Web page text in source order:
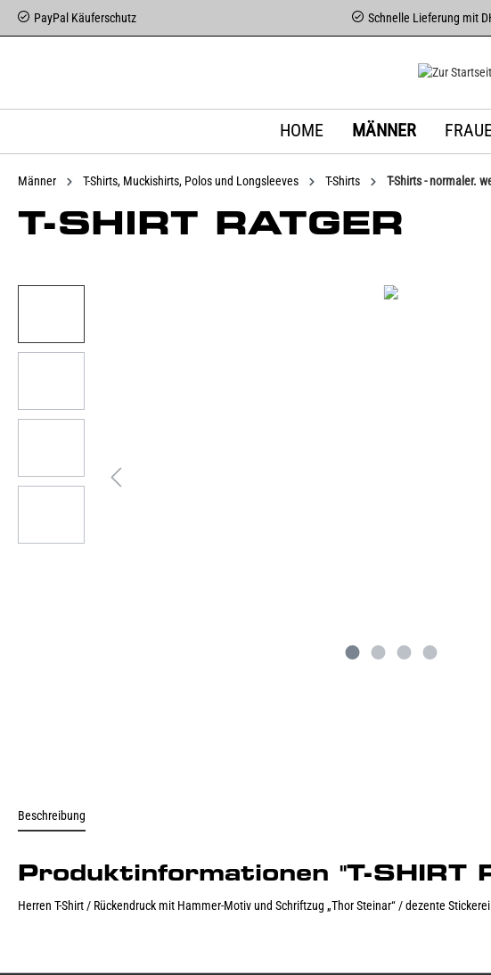
PayPal Käuferschutz Schnelle Lieferung mit
HOME MÄNNER
Männer T-Shirts, Muckishirts, Polos und Longsleeves T-Shirts T-Shirts - normaler.
T-SHIRT RATGER
Beschreibung
Produktinformationen "T-SHIRT
Herren T-Shirt / Rückendruck mit Hammer-Motiv und Schriftzug „Thor Steinar“ / dezente